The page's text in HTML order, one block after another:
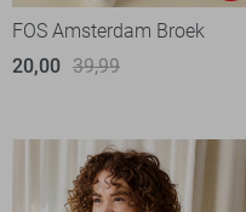
FOS Amsterdam Broek
20,00 39,99